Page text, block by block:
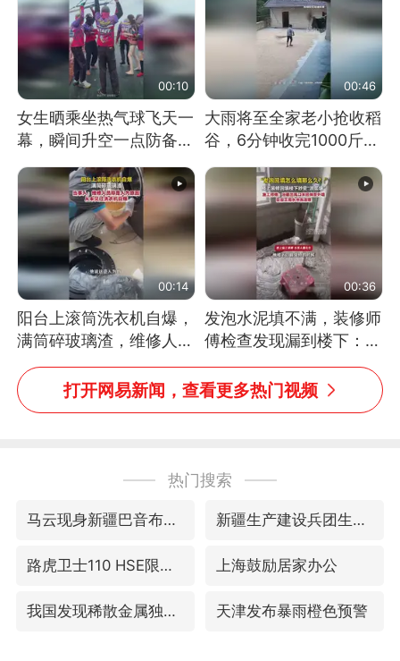
00:10
女生晒乘坐热气球飞天一
幕，瞬间升空一点防备都
没有
00:46
大雨将至全家老小抢收稻
谷，6分钟收完1000斤，
没有一个人掉链子
00:14
阳台上滚筒洗衣机自爆，
满筒碎玻璃渣，维修人员
称是人为原因，从未见过
洗衣机自爆
00:36
发泡水泥填不满，装修师
傅检查发现漏到楼下：出
风口未延伸到外墙
打开网易新闻，查看更多热门视频
热门搜索
马云现身新疆巴音布鲁克草原 新疆生产建设兵团生态环境局原局长被查
路虎卫士110 HSE限时降价 上海鼓励居家办公
我国发现稀散金属独立新矿物——乌斯河锗矿 天津发布暴雨橙色预警